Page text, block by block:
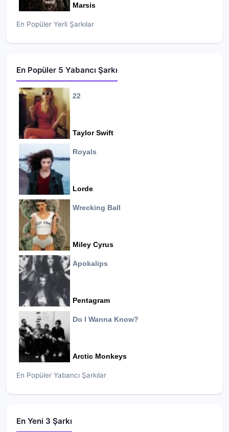
Marsis
En Popüler Yerli Şarkılar
En Popüler 5 Yabancı Şarkı
22
Taylor Swift
Royals
Lorde
Wrecking Ball
Miley Cyrus
Apokalips
Pentagram
Do I Wanna Know?
Arctic Monkeys
En Popüler Yabancı Şarkılar
En Yeni 3 Şarkı